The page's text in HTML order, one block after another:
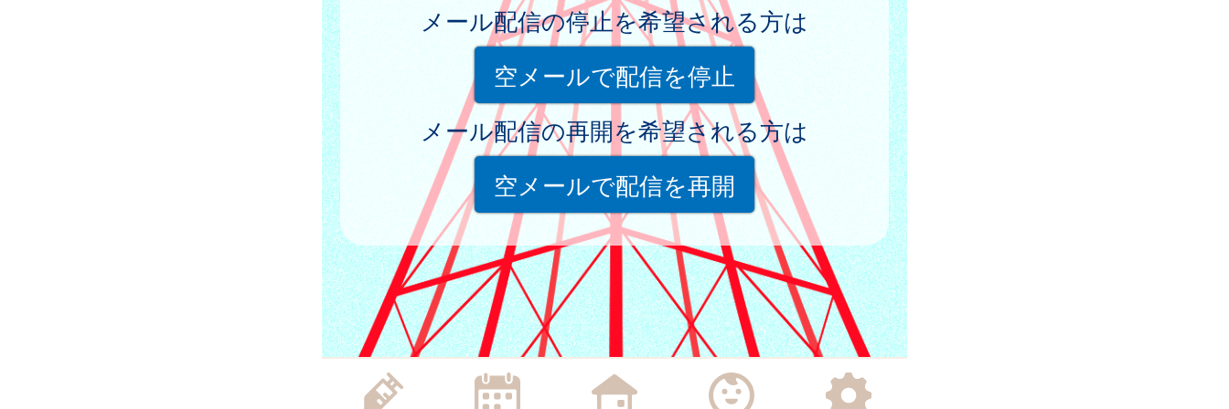
メール配信の停止を希望される方は
空メールで配信を停止
メール配信の再開を希望される方は
空メールで配信を再開